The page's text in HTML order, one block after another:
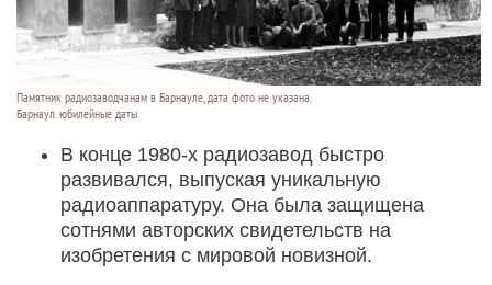
Памятник радиозаводчанам в Барнауле, дата фото не указана.
Барнаул. юбилейные даты
В конце 1980-х радиозавод быстро
развивался, выпуская уникальную
радиоаппаратуру. Она была защищена
сотнями авторских свидетельств на
изобретения с мировой новизной.